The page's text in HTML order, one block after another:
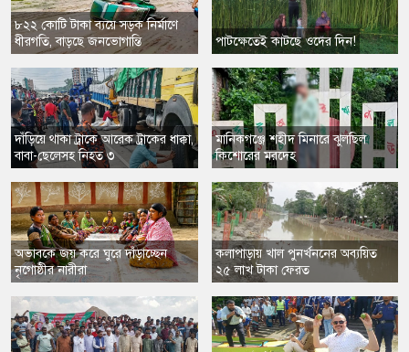
৮২২ কোটি টাকা ব্যয়ে সড়ক নির্মাণে
ধীরগতি, বাড়ছে জনভোগান্তি
দাঁড়িয়ে থাকা ট্রাকে আরেক ট্রাকের ধাক্কা,
বাবা-ছেলেসহ নিহত ৩
অভাবকে জয় করে ঘুরে দাঁড়াচ্ছেন
নৃগোষ্ঠীর নারীরা
পাটক্ষেতেই কাটছে ওদের দিন!
​মানিকগঞ্জে শহীদ মিনারে ঝুলছিল
কিশোরের মরদেহ
কলাপাড়ায় খাল পুনর্খননের অব্যয়িত
২৫ লাখ টাকা ফেরত